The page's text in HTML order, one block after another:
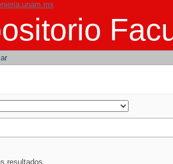
resultados.